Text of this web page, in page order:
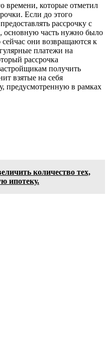
времени, которые отметил
Если до этого
рассрочку с
часть нужно было
сейчас они возвращаются к
платежи на
рассрочка
получить
взятые на себя
предусмотренную в рамках
количество тех,
ипотеку.